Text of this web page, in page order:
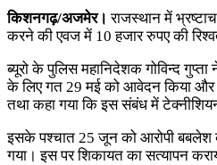
किशनगढ़/अजमेर। राजस्थान में
करने की एवज में 10 हजार रुपए की
ब्यूरो के पुलिस महानिदेशक गोविन्द
के लिए गत 29 मई को आवेदन किया और
तथा कहा गया कि इस संबंध में
इसके पश्चात 25 जून को आरोपी बबलेश
गया। इस पर शिकायत का सत्यापन